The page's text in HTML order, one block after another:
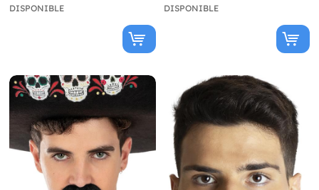
DISPONIBLE DISPONIBLE